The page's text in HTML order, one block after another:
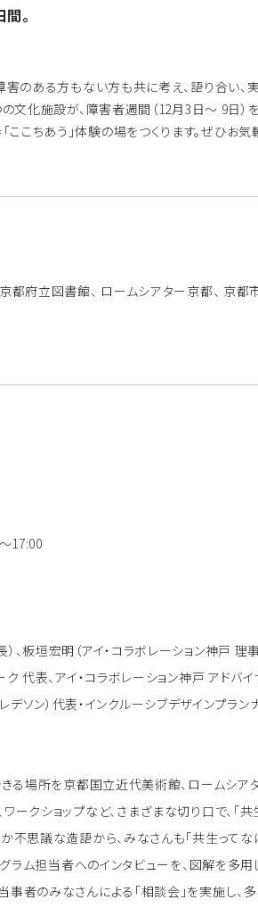
。
害のある方もない方も共に考え、語り合い、
文化施設が、障害者週間（12月3日～ 9日）
こちあう」体験の場をつくります。ぜひお気
都府立図書館、 ロームシアター京都、 京
17:00
、板垣宏明（アイ・コラボレーション神戸 理
代表、アイ・コラボレーション神戸 アドバ
ソン）代表・インクルーシブデザインプラ
る場所を京都国立近代美術館、ロームシア
ークショップなど、さまざまな切り口で、「
不思議な造語から、みなさんも「共生ってな
ラム担当者へのインタビューを、図解を多
事者のみなさんによる「相談会」を実施し